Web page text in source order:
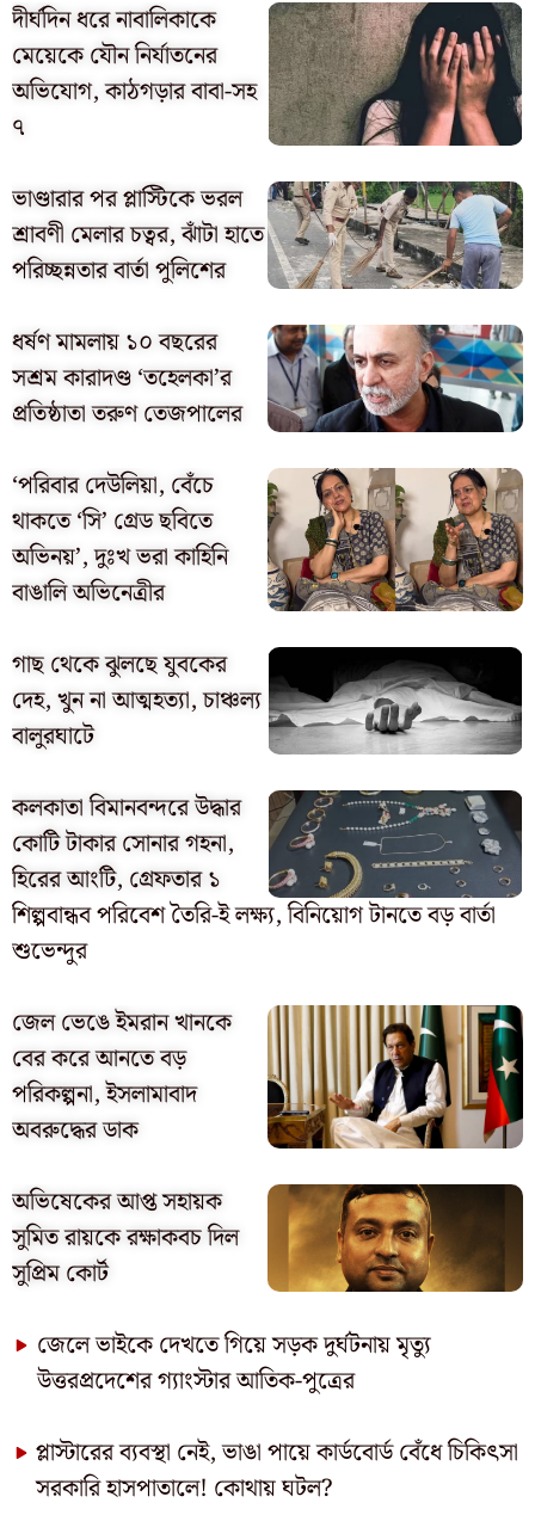
দীর্ঘদিন ধরে নাবালিকাকে
মেয়েকে যৌন নির্যাতনের
অভিযোগ, কাঠগড়ার বাবা-সহ
৭
ভাণ্ডারার পর প্লাস্টিকে ভরল
শ্রাবণী মেলার চত্বর, ঝাঁটা হাতে
পরিচ্ছন্নতার বার্তা পুলিশের
ধর্ষণ মামলায় ১০ বছরের
সশ্রম কারাদণ্ড ‘তহেলকা’র
প্রতিষ্ঠাতা তরুণ তেজপালের
‘পরিবার দেউলিয়া, বেঁচে
থাকতে ‘সি’ গ্রেড ছবিতে
অভিনয়’, দুঃখ ভরা কাহিনি
বাঙালি অভিনেত্রীর
গাছ থেকে ঝুলছে যুবকের
দেহ, খুন না আত্মহত্যা, চাঞ্চল্য
বালুরঘাটে
কলকাতা বিমানবন্দরে উদ্ধার
কোটি টাকার সোনার গহনা,
হিরের আংটি, গ্রেফতার ১
শিল্পবান্ধব পরিবেশ তৈরি-ই লক্ষ্য, বিনিয়োগ টানতে বড় বার্তা
শুভেন্দুর
জেল ভেঙে ইমরান খানকে
বের করে আনতে বড়
পরিকল্পনা, ইসলামাবাদ
অবরুদ্ধের ডাক
অভিষেকের আপ্ত সহায়ক
সুমিত রায়কে রক্ষাকবচ দিল
সুপ্রিম কোর্ট
জেলে ভাইকে দেখতে গিয়ে সড়ক দুর্ঘটনায় মৃত্যু
উত্তরপ্রদেশের গ্যাংস্টার আতিক-পুত্রের
প্লাস্টারের ব্যবস্থা নেই, ভাঙা পায়ে কার্ডবোর্ড বেঁধে চিকিৎসা
সরকারি হাসপাতালে! কোথায় ঘটল?